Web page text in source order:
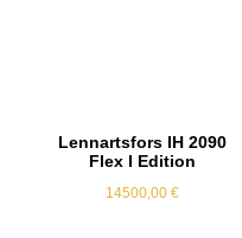
Lennartsfors IH 2090
Flex I Edition
14500,00 €